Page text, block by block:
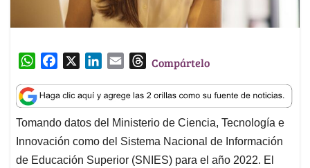
W
a
t
s
A
p
c
e
b
o
o
n
k
e
d
I
a
i
l
T
r
e
a
d
s
Compártelo
Tomando datos del Ministerio de Ciencia, Tecnología e
Innovación como del Sistema Nacional de Información
de Educación Superior (SNIES) para el año 2022. El